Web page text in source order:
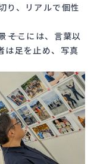
り、リアルで個性
そこには、言葉以
は足を止め、写真